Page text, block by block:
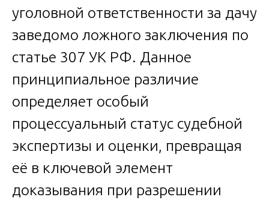
уголовной ответственности за дачу
заведомо ложного заключения по
статье 307 УК РФ. Данное
принципиальное различие
определяет особый
процессуальный статус судебной
экспертизы и оценки, превращая
её в ключевой элемент
доказывания при разрешении